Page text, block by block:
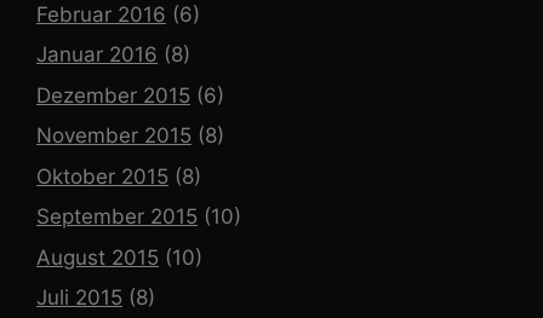
Februar 2016 (6)
Januar 2016 (8)
Dezember 2015 (6)
November 2015 (8)
Oktober 2015 (8)
September 2015 (10)
August 2015 (10)
Juli 2015 (8)